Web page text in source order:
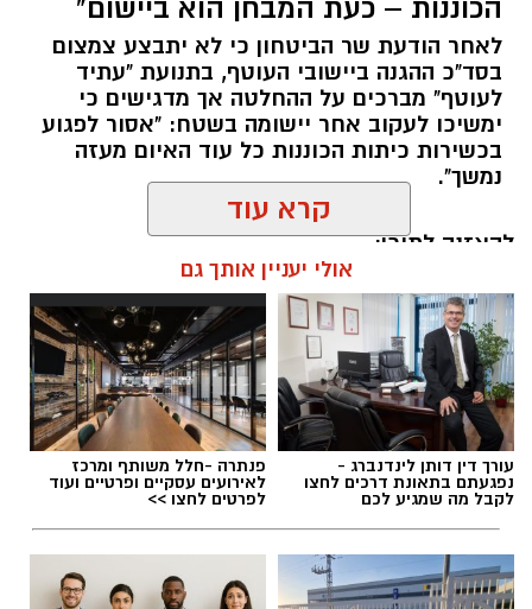
הכוננות – כעת המבחן הוא ביישום"
לאחר הודעת שר הביטחון כי לא יתבצע צמצום
בסד"כ ההגנה ביישובי העוטף, בתנועת "עתיד
לעוטף" מברכים על ההחלטה אך מדגישים כי
ימשיכו לעקוב אחר יישומה בשטח: "אסור לפגוע
בכשירות כיתות הכוננות כל עוד האיום מעזה
נמשך".
להאזנה לתוכן:
אלדה נתנאל / 17:07 05.08.26
תגים:כיתת כוננות
קרא עוד
אולי יעניין אותך גם
עורך דין דותן לינדנברג -
נפגעתם בתאונת דרכים לחצו
לקבל מה שמגיע לכם
פנתרה -חלל משותף ומרכז
לאירועים עסקיים ופרטיים ועוד
לפרטים לחצו >>